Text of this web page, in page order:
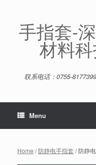
content手指套-
材料
联系电话：0755-
Menu
Home /防静电手指套 / 防静